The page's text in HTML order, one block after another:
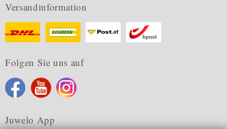
Versandinformation
Folgen Sie uns auf
Juwelo App